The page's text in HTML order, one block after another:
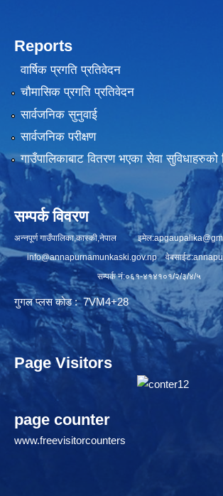
Reports
वार्षिक प्रगति प्रतिवेदन
चौमासिक प्रगति प्रतिवेदन
सार्वजनिक सुनुवाई
सार्वजनिक परीक्षण
गाउँपालिकाबाट वितरण भएका सेवा सुविधाहरुको
सम्पर्क विवरण
अन्नपूर्ण गाउँपालिका,कास्की,नेपाल इमेल:
info@annapurnamunkaski.gov.np
सम्पर्क नं:०६१-४१४१०१/२/३/४/५
गुगल प्लस कोड : 7VM4+28
Page Visitors
page counter
www.freevisitorcounters